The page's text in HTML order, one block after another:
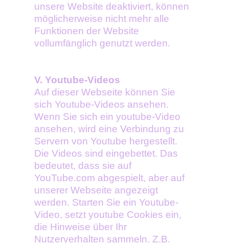
unsere Website deaktiviert, können
möglicherweise nicht mehr alle
Funktionen der Website
vollumfänglich genutzt werden.
V. Youtube-Videos
Auf dieser Webseite können Sie
sich Youtube-Videos ansehen.
Wenn Sie sich ein youtube-Video
ansehen, wird eine Verbindung zu
Servern von Youtube hergestellt.
Die Videos sind eingebettet. Das
bedeutet, dass sie auf
YouTube.com abgespielt, aber auf
unserer Webseite angezeigt
werden. Starten Sie ein Youtube-
Video, setzt youtube Cookies ein,
die Hinweise über Ihr
Nutzerverhalten sammeln. Z.B.